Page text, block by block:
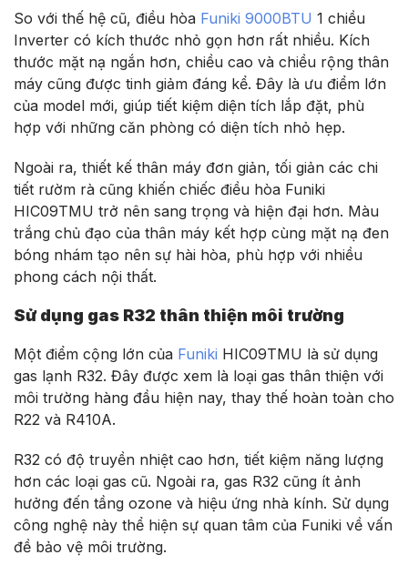
So với thế hệ cũ, điều hòa Funiki 9000BTU 1 chiều
Inverter có kích thước nhỏ gọn hơn rất nhiều. Kích
thước mặt nạ ngắn hơn, chiều cao và chiều rộng thân
máy cũng được tinh giảm đáng kể. Đây là ưu điểm lớn
của model mới, giúp tiết kiệm diện tích lắp đặt, phù
hợp với những căn phòng có diện tích nhỏ hẹp.
Ngoài ra, thiết kế thân máy đơn giản, tối giản các chi
tiết rườm rà cũng khiến chiếc điều hòa Funiki
HIC09TMU trở nên sang trọng và hiện đại hơn. Màu
trắng chủ đạo của thân máy kết hợp cùng mặt nạ đen
bóng nhám tạo nên sự hài hòa, phù hợp với nhiều
phong cách nội thất.
Sử dụng gas R32 thân thiện môi trường
Một điểm cộng lớn của Funiki HIC09TMU là sử dụng
gas lạnh R32. Đây được xem là loại gas thân thiện với
môi trường hàng đầu hiện nay, thay thế hoàn toàn cho
R22 và R410A.
R32 có độ truyền nhiệt cao hơn, tiết kiệm năng lượng
hơn các loại gas cũ. Ngoài ra, gas R32 cũng ít ảnh
hưởng đến tầng ozone và hiệu ứng nhà kính. Sử dụng
công nghệ này thể hiện sự quan tâm của Funiki về vấn
đề bảo vệ môi trường.